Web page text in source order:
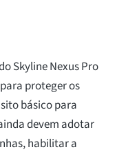
Skyline Nexus Pro
proteger os
básico para
devem adotar
habilitar a